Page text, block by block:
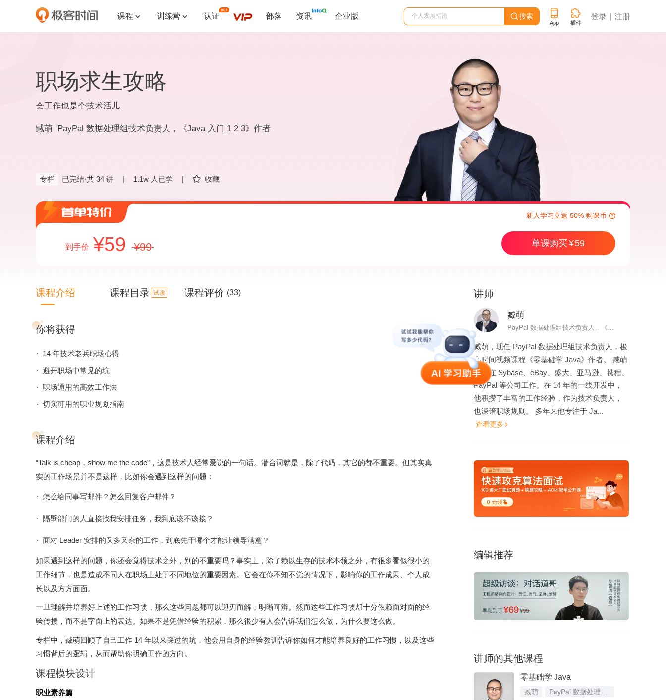
课程  训练营  认证 部落 资讯 企业版  搜索
App 插件
登录 注册
职场求生攻略
会工作也是个技术活儿
臧萌 PayPal 数据处理组技术负责人，《Java 入门 1 2 3》作者
专栏 已完结·共 34 讲 | 1.1w 人已学 | 收藏
到手价 59 99
新人学习立返 50% 购课币 
单课购买 59
课程介绍 课程目录 试读 课程评价 (33)
你将获得
14 年技术老兵职场心得
避开职场中常见的坑
职场通用的高效工作法
切实可用的职业规划指南
课程介绍
“Talk is cheap，show me the code”，这是技术人经常爱说的一句话。潜台词就是，除了代码，其它的都不重要。但其实真
实的工作场景并不是这样，比如你会遇到这样的问题：
怎么给同事写邮件？怎么回复客户邮件？
隔壁部门的人直接找我安排任务，我到底该不该接？
面对 Leader 安排的又多又杂的工作，到底先干哪个才能让领导满意？
如果遇到这样的问题，你还会觉得技术之外，别的不重要吗？事实上，除了赖以生存的技术本领之外，有很多看似很小的
工作细节，也是造成不同人在职场上处于不同地位的重要因素。它会在你不知不觉的情况下，影响你的工作成果、个人成
长以及方方面面。
一旦理解并培养好上述的工作习惯，那么这些问题都可以迎刃而解，明晰可辨。然而这些工作习惯却十分依赖面对面的经
验传授，而不是字面上的表达。如果不是凭借经验的积累，那么很少有人会告诉我们怎么做，为什么要这么做。
专栏中，臧萌回顾了自己工作 14 年以来踩过的坑，他会用自身的经验教训告诉你如何才能培养良好的工作习惯，以及这些
习惯背后的逻辑，从而帮助你明确工作的方向。
课程模块设计
职业素养篇
讲师
臧萌
PayPal 数据处理组技术负责人，《Java 入门 1 2 3》作者
臧萌，现任 PayPal 数据处理组技术负责人，极
客时间视频课程《零基础学 Java》作者。 臧萌
先后在 Sybase、eBay、盛大、亚马逊、携程、
PayPal 等公司工作。在 14 年的一线开发中，
他积攒了丰富的工作经验，作为技术负责人，
也深谙职场规则。 多年来他专注于 Ja...
查看更多 
编辑推荐
讲师的其他课程
零基础学 Java
臧萌